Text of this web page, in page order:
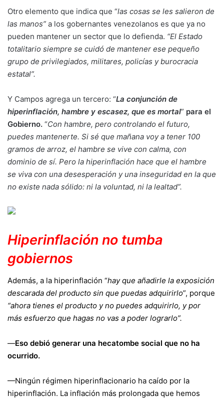
Otro elemento que indica que “las cosas se les salieron de
las manos” a los gobernantes venezolanos es que ya no
pueden mantener un sector que lo defienda. “El Estado
totalitario siempre se cuidó de mantener ese pequeño
grupo de privilegiados, militares, policías y burocracia
estatal”.
Y Campos agrega un tercero: “La conjunción de
hiperinflación, hambre y escasez, que es mortal” para el
Gobierno. “Con hambre, pero controlando el futuro,
puedes mantenerte. Si sé que mañana voy a tener 100
gramos de arroz, el hambre se vive con calma, con
dominio de sí. Pero la hiperinflación hace que el hambre
se viva con una desesperación y una inseguridad en la que
no existe nada sólido: ni la voluntad, ni la lealtad”.
Hiperinflación no tumba
gobiernos
Además, a la hiperinflación “hay que añadirle la exposición
descarada del producto sin que puedas adquirirlo”, porque
“ahora tienes el producto y no puedes adquirirlo, y por
más esfuerzo que hagas no vas a poder lograrlo”.
—Eso debió generar una hecatombe social que no ha
ocurrido.
—Ningún régimen hiperinflacionario ha caído por la
hiperinflación. La inflación más prolongada que hemos